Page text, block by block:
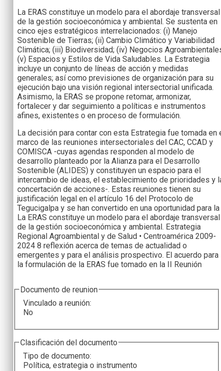
La ERAS constituye un modelo para el abordaje transversal
de la gestión socioeconómica y ambiental. Se sustenta en
cinco ejes estratégicos interrelacionados: (i) Manejo
Sostenible de Tierras; (ii) Cambio Climático y Variabilidad
Climática; (iii) Biodiversidad; (iv) Negocios
(v) Espacios y Estilos de Vida Saludables. La Estrategia
incluye un conjunto de líneas de acción y medidas
generales; así como previsiones de organización para su
ejecución bajo una visión regional intersectorial unificada.
Asimismo, la ERAS se propone retomar, armonizar,
fortalecer y dar seguimiento a políticas e instrumentos
afines, existentes o en proceso de formulación.
La decisión para contar con esta Estrategia fue tomada en
marco de las reuniones intersectoriales del CAC, CCAD y
COMISCA -cuyas agendas responden al modelo de
desarrollo planteado por la Alianza para el Desarrollo
Sostenible (ALIDES) y constituyen un espacio para el
intercambio de ideas, el establecimiento de prioridades y
concertación de acciones-. Estas reuniones tienen su
justificación legal en el artículo 16 del Protocolo de
Tegucigalpa y se han convertido en una oportunidad para la
La ERAS constituye un modelo para el abordaje transversal
de la gestión socioeconómica y ambiental. Estrategia
Regional Agroambiental y de Salud • Centroamérica 2009-
2024 8 reflexión acerca de temas de actualidad o
emergentes y para el análisis prospectivo. El acuerdo para
la formulación de la ERAS fue tomado en la II Reunión
Documento de reunion
Vinculado a reunión:
No
Clasificación del documento
Tipo de documento:
Política, estrategia o instrumento